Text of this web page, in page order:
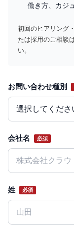
働き方、カジ
初回のヒアリング
たは採用のご相談
い。
Website
お問い合わせ種別
会社名 必須
姓 必須